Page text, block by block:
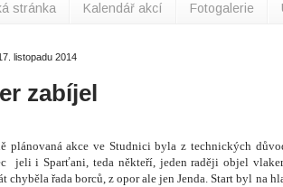
stránka Kalendář akcí Fotogalerie
listopadu 2014
zabíjel
plánovaná akce ve Studnici byla z technických
jeli i Sparťani, teda někteří, jeden raději objel
chyběla řada borců, z opor ale jen Jenda. Start byl na